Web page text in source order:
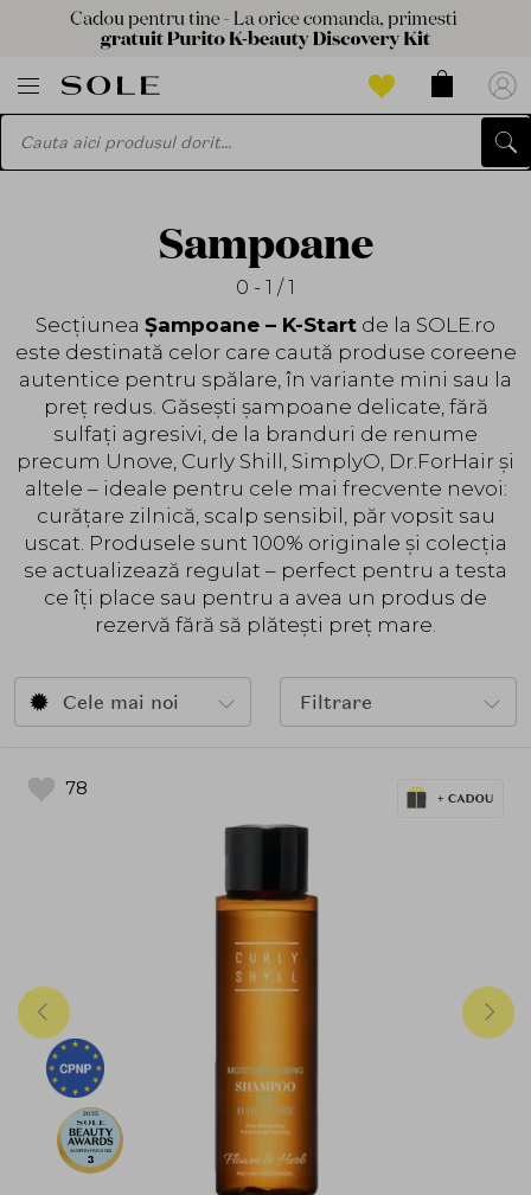
Sampoane
0 - 1 / 1
Secțiunea Șampoane – K-Start de la SOLE.ro
este destinată celor care caută produse coreene
autentice pentru spălare, în variante mini sau la
preț redus. Găsești șampoane delicate, fără
sulfați agresivi, de la branduri de renume
precum Unove, Curly Shill, SimplyO, Dr.ForHair și
altele – ideale pentru cele mai frecvente nevoi:
curățare zilnică, scalp sensibil, păr vopsit sau
uscat. Produsele sunt 100% originale și colecția
se actualizează regulat – perfect pentru a testa
ce îți place sau pentru a avea un produs de
rezervă fără să plătești preț mare.
Cele mai noi Filtrare
78
2025
SAMPON-PAR-2025
3